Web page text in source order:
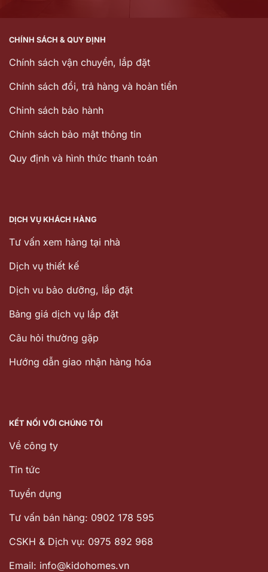
CHÍNH SÁCH & QUY ĐỊNH
Chính sách vận chuyển, lắp đặt
Chính sách đổi, trả hàng và hoàn tiền
Chinh sách bảo hành
Chính sách bảo mật thông tin
Quy định và hình thức thanh toán
DỊCH VỤ KHÁCH HÀNG
Tư vấn xem hàng tại nhà
Dịch vụ thiết kế
Dịch vu bảo dưỡng, lắp đặt
Bảng giá dịch vụ lắp đặt
Câu hỏi thường gặp
Hướng dẫn giao nhận hàng hóa
KẾT NỐI VỚI CHÚNG TÔI
Về công ty
Tin tức
Tuyển dụng
Tư vấn bán hàng: 0902 178 595
CSKH & Dịch vụ: 0975 892 968
Email: info@kidohomes.vn